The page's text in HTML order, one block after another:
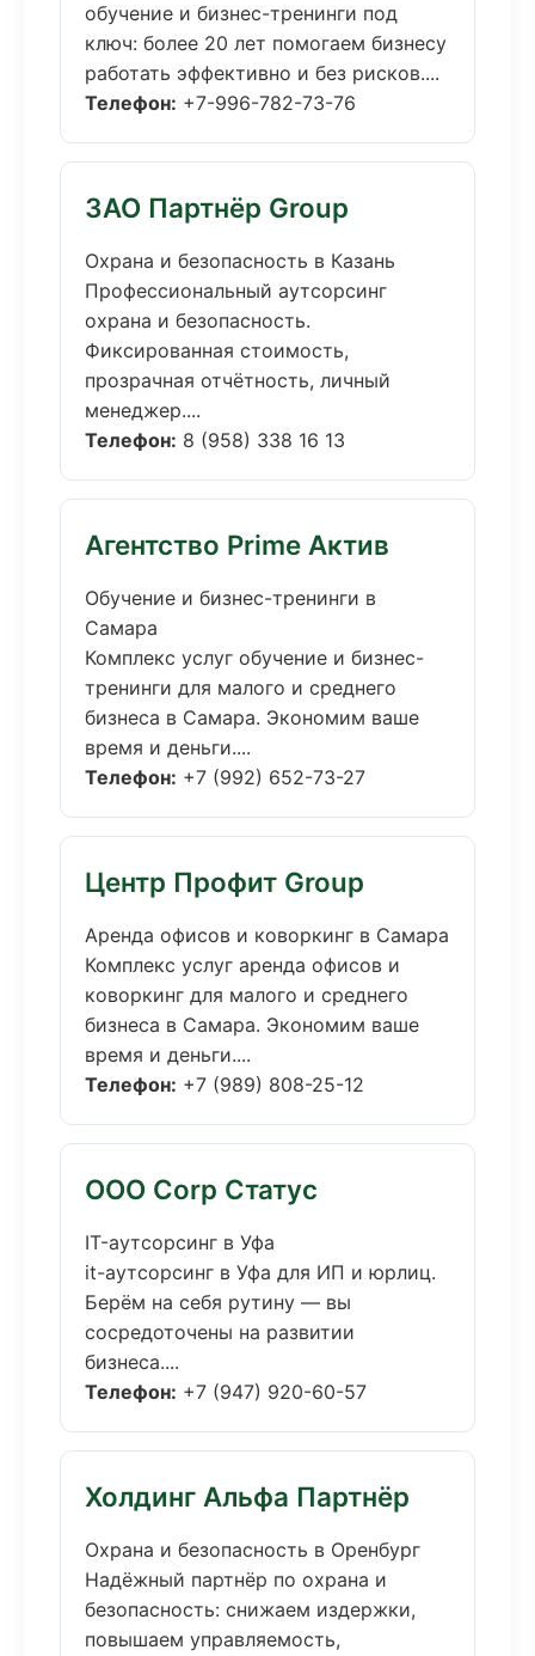
обучение и бизнес-тренинги под
ключ: более 20 лет помогаем бизнесу
работать эффективно и без рисков....
Телефон: +7-996-782-73-76
ЗАО Партнёр Group
Охрана и безопасность в Казань
Профессиональный аутсорсинг
охрана и безопасность.
Фиксированная стоимость,
прозрачная отчётность, личный
менеджер....
Телефон: 8 (958) 338 16 13
Агентство Prime Актив
Обучение и бизнес-тренинги в
Самара
Комплекс услуг обучение и бизнес-
тренинги для малого и среднего
бизнеса в Самара. Экономим ваше
время и деньги....
Телефон: +7 (992) 652-73-27
Центр Профит Group
Аренда офисов и коворкинг в Самара
Комплекс услуг аренда офисов и
коворкинг для малого и среднего
бизнеса в Самара. Экономим ваше
время и деньги....
Телефон: +7 (989) 808-25-12
ООО Corp Статус
IT-аутсорсинг в Уфа
it-аутсорсинг в Уфа для ИП и юрлиц.
Берём на себя рутину — вы
сосредоточены на развитии
бизнеса....
Телефон: +7 (947) 920-60-57
Холдинг Альфа Партнёр
Охрана и безопасность в Оренбург
Надёжный партнёр по охрана и
безопасность: снижаем издержки,
повышаем управляемость,